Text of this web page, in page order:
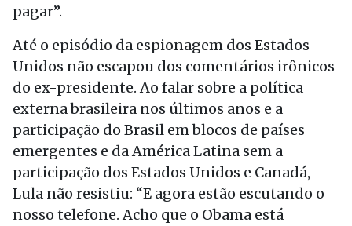
pagar”.
Até o episódio da espionagem dos Estados
Unidos não escapou dos comentários irônicos
do ex-presidente. Ao falar sobre a política
externa brasileira nos últimos anos e a
participação do Brasil em blocos de países
emergentes e da América Latina sem a
participação dos Estados Unidos e Canadá,
Lula não resistiu: “E agora estão escutando o
nosso telefone. Acho que o Obama está